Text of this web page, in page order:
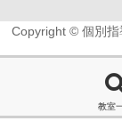
教室
Copyright © 個別指